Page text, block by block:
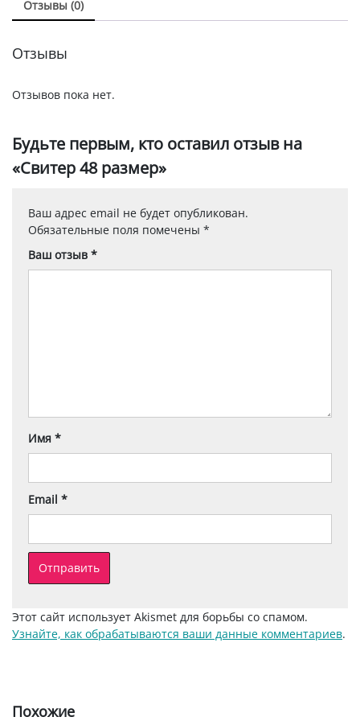
Отзывы (0)
Отзывы
Отзывов пока нет.
Будьте первым, кто оставил отзыв на
«Свитер 48 размер»
Ваш адрес email не будет опубликован.
Обязательные поля помечены *
Ваш отзыв *
Имя *
Email *
Этот сайт использует Akismet для борьбы со спамом.
Узнайте, как обрабатываются ваши данные комментариев.
Похожие